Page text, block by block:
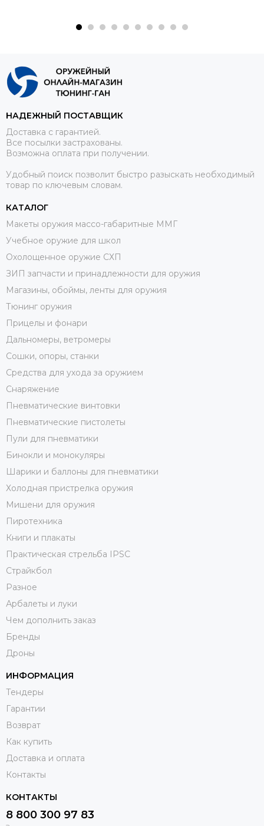
НАДЕЖНЫЙ ПОСТАВЩИК
Доставка с гарантией.
Все посылки застрахованы.
Возможна оплата при получении.
Удобный поиск позволит быстро разыскать необходимый
товар по ключевым словам.
КАТАЛОГ
Макеты оружия массо-габаритные ММГ
Учебное оружие для школ
Охолощенное оружие СХП
ЗИП запчасти и принадлежности для оружия
Магазины, обоймы, ленты для оружия
Тюнинг оружия
Прицелы и фонари
Дальномеры, ветромеры
Сошки, опоры, станки
Средства для ухода за оружием
Снаряжение
Пневматические винтовки
Пневматические пистолеты
Пули для пневматики
Бинокли и монокуляры
Шарики и баллоны для пневматики
Холодная пристрелка оружия
Мишени для оружия
Пиротехника
Книги и плакаты
Практическая стрельба IPSC
Страйкбол
Разное
Арбалеты и луки
Чем дополнить заказ
Бренды
Дроны
ИНФОРМАЦИЯ
Тендеры
Гарантии
Возврат
Как купить
Доставка и оплата
Контакты
КОНТАКТЫ
8 800 300 97 83